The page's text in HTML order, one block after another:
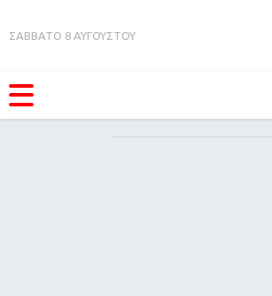
ΣΑΒΒΑΤΟ 8 ΑΥΓΟΥΣΤΟΥ